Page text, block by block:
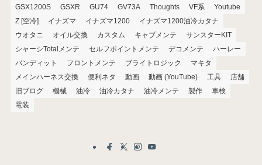
GSX1200S
GSXR GU74 GV73A Thoughts VF系
Youtube
Z [空冷]
イナズマ イナズマ1200
イナズマ1200油冷カタナ
ウオタニ
オイル交換 カスタム キャブメンテ
サンスターKIT
シャーシTotalメンテ
セルフポイントメンテ デコメンテ
ハーレー
バンディット
フロントメンテ ブライトロジック
マキタ
メインハーネス交換
便利ネタ 動画 動画 (YouTube) 工具
店舗
旧ブログ
機械 油冷 油冷カタナ 油冷メンテ 製作
車検
電装